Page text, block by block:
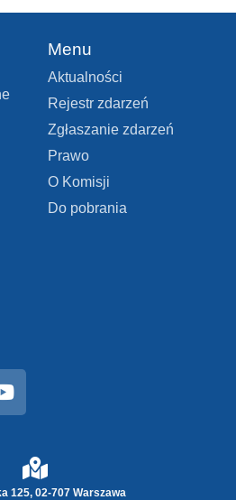
Menu
Aktualności
Rejestr zdarzeń
Zgłaszanie zdarzeń
Prawo
O Komisji
Do pobrania
125, 02-707 Warszawa